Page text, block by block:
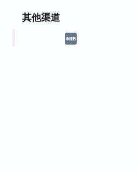
其他渠道